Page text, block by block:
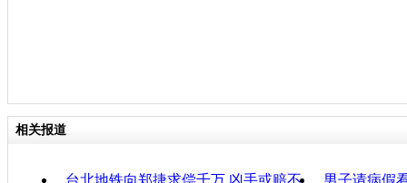
相关报道
台北地铁向郑捷求偿千万 凶手或赔不
男子请病假